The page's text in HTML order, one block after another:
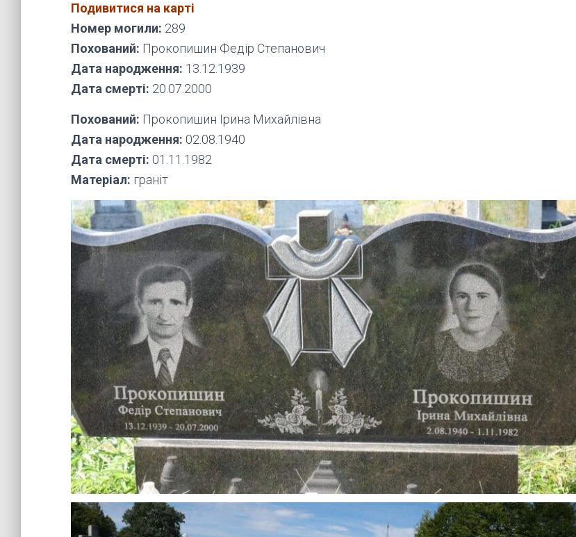
Подивитися на карті
Номер могили: 289
Похований: Прокопишин Федір Степанович
Дата народження: 13.12.1939
Дата смерті: 20.07.2000
Похований: Прокопишин Ірина Михайлівна
Дата народження: 02.08.1940
Дата смерті: 01.11.1982
Матеріал: граніт